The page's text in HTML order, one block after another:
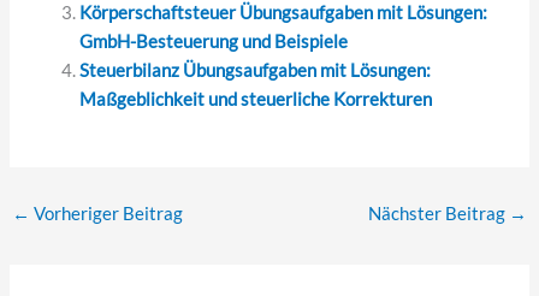
Körperschaftsteuer Übungsaufgaben mit Lösungen:
GmbH-Besteuerung und Beispiele
Steuerbilanz Übungsaufgaben mit Lösungen:
Maßgeblichkeit und steuerliche Korrekturen
← Vorheriger Beitrag Nächster Beitrag →